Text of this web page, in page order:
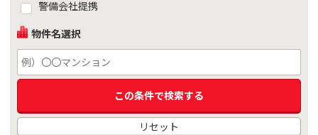
警備会社提携
物件名選択
リセット